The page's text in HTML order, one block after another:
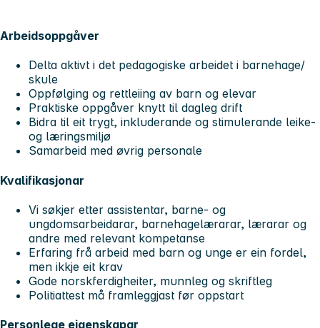
Arbeidsoppgåver
Delta aktivt i det pedagogiske arbeidet i barnehage/
skule
Oppfølging og rettleiing av barn og elevar
Praktiske oppgåver knytt til dagleg drift
Bidra til eit trygt, inkluderande og stimulerande leike-
og læringsmiljø
Samarbeid med øvrig personale
Kvalifikasjonar
Vi søkjer etter assistentar, barne- og
ungdomsarbeidarar, barnehagelærarar, lærarar og
andre med relevant kompetanse
Erfaring frå arbeid med barn og unge er ein fordel,
men ikkje eit krav
Gode norskferdigheiter, munnleg og skriftleg
Politiattest må framleggjast før oppstart
Personlege eigenskapar